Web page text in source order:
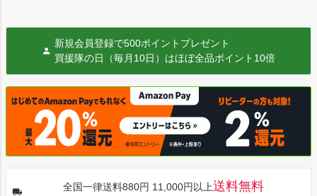
新規会員登録で500ポイントプレゼント
買援隊の日（毎月10日）はほぼ全品ポイント10倍
全国一律送料880円 11,000円以上送料無料